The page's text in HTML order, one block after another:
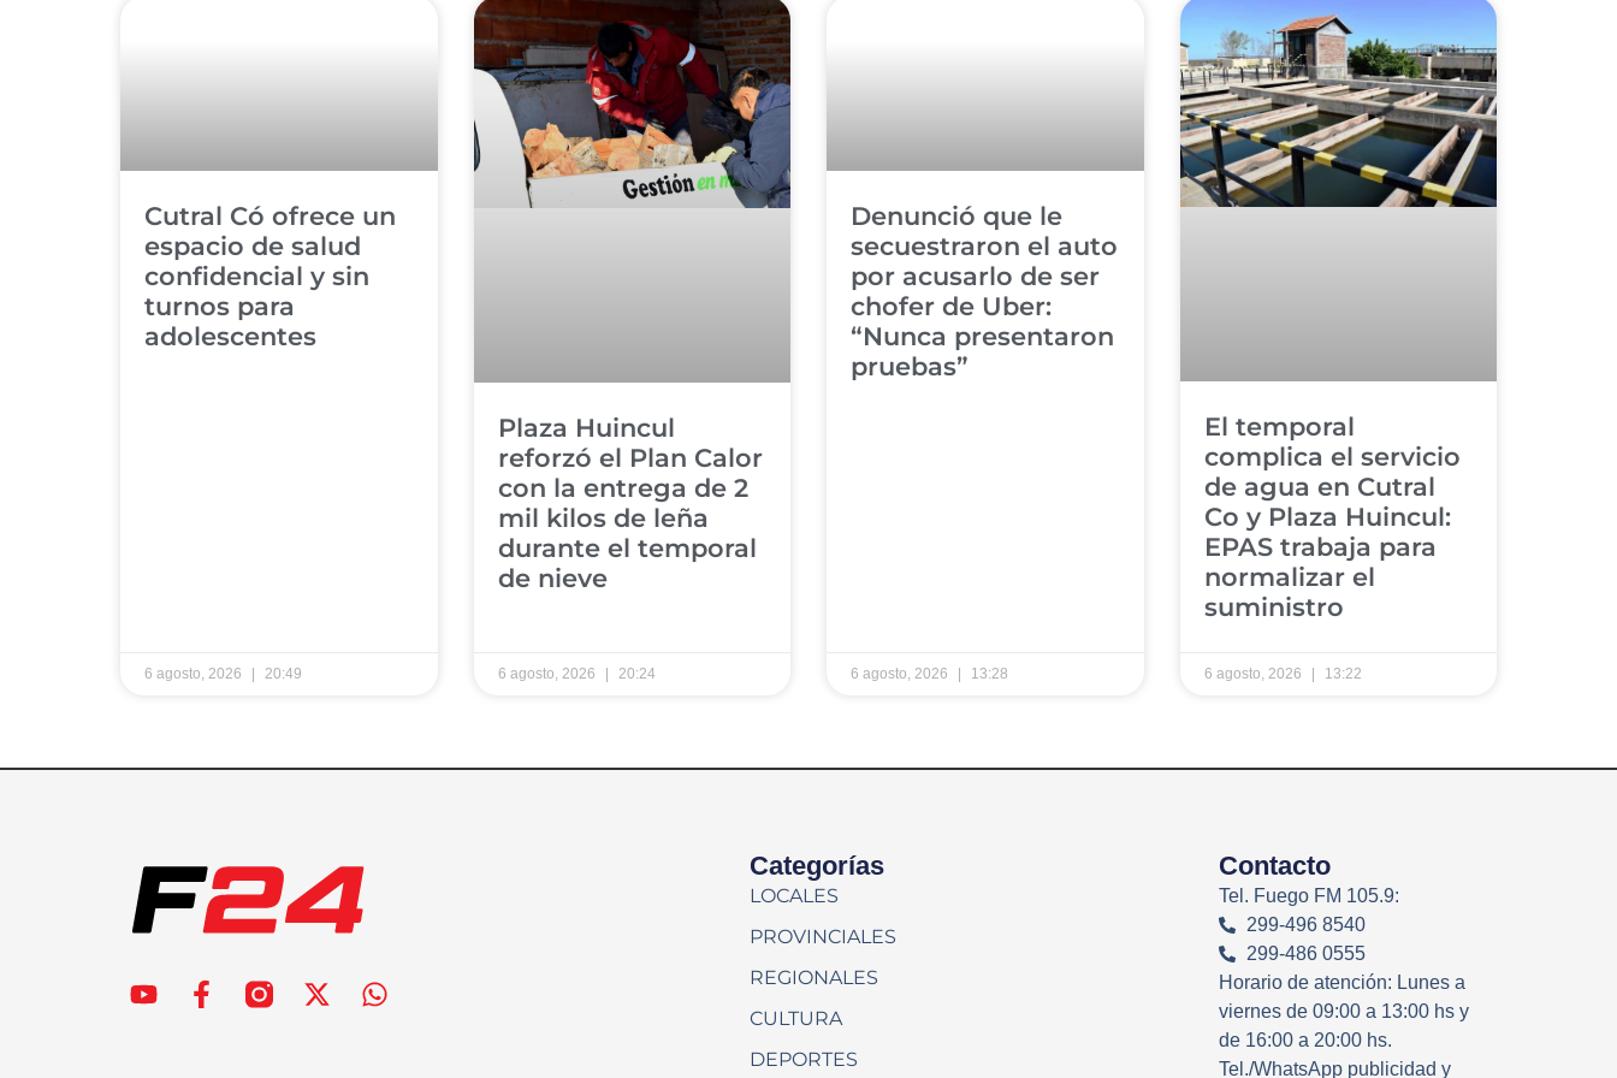
Cutral Có ofrece un
espacio de salud
confidencial y sin
turnos para
adolescentes
6 agosto, 2026 20:49
Plaza Huincul
reforzó el Plan Calor
con la entrega de 2
mil kilos de leña
durante el temporal
de nieve
6 agosto, 2026 20:24
Denunció que le
secuestraron el auto
por acusarlo de ser
chofer de Uber:
“Nunca presentaron
pruebas”
6 agosto, 2026 13:28
El temporal
complica el servicio
de agua en Cutral
Co y Plaza Huincul:
EPAS trabaja para
normalizar el
suministro
6 agosto, 2026 13:22
Categorías
LOCALES
PROVINCIALES
REGIONALES
CULTURA
DEPORTES
Contacto
Tel. Fuego FM 105.9:
299-496 8540
299-486 0555
Horario de atención: Lunes a
viernes de 09:00 a 13:00 hs y
de 16:00 a 20:00 hs.
Tel./WhatsApp publicidad y